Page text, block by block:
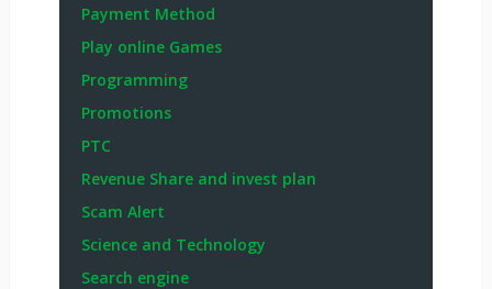
Payment Method
Play online Games
Programming
Promotions
PTC
Revenue Share and invest plan
Scam Alert
Science and Technology
Search engine